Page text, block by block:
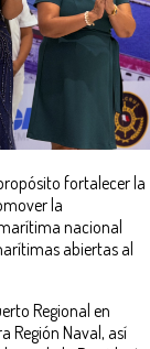
fortalecer la
la
nacional
abiertas al
Regional en
Región Naval, así